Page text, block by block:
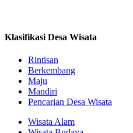
Klasifikasi Desa Wisata
Rintisan
Berkembang
Maju
Mandiri
Pencarian Desa Wisata
Wisata Alam